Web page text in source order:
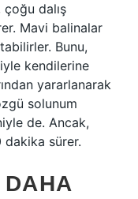
dalış
Mavi balinalar
Bunu,
kendilerine
yararlanarak
solunum
de. Ancak,
dakika sürer.